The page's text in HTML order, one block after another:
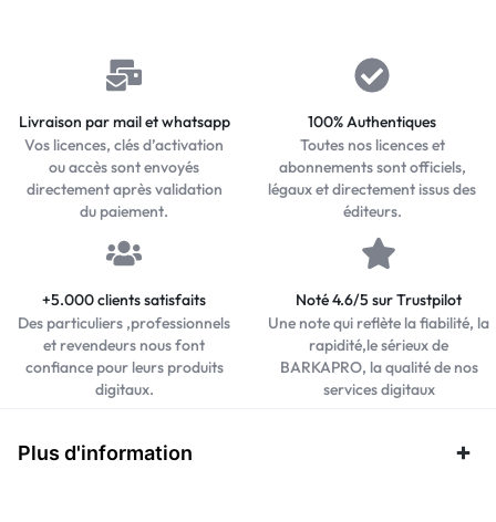
Livraison par mail et whatsapp
Vos licences, clés d’activation
ou accès sont envoyés
directement après validation
du paiement.
100% Authentiques
Toutes nos licences et
abonnements sont officiels,
légaux et directement issus des
éditeurs.
+5.000 clients satisfaits
Des particuliers ,professionnels
et revendeurs nous font
confiance pour leurs produits
digitaux.
Noté 4.6/5 sur Trustpilot
Une note qui reflète la fiabilité, la
rapidité,le sérieux de
BARKAPRO, la qualité de nos
services digitaux
Plus d'information